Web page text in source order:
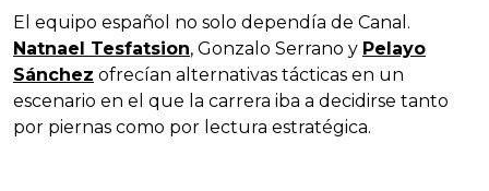
El equipo español no solo dependía de Canal.
Natnael Tesfatsion, Gonzalo Serrano y Pelayo
Sánchez ofrecían alternativas tácticas en un
escenario en el que la carrera iba a decidirse tanto
por piernas como por lectura estratégica.